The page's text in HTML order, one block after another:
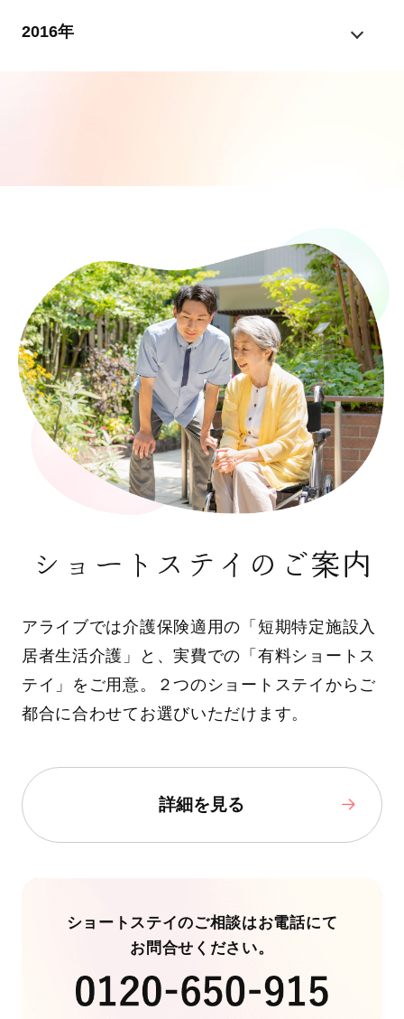
2016年
ショートステイのご案内
アライブでは介護保険適用の「短期特定施設入
居者生活介護」と、実費での「有料ショートス
テイ」をご用意。２つのショートステイからご
都合に合わせてお選びいただけます。
詳細を見る
ショートステイのご相談はお電話にて
お問合せください。